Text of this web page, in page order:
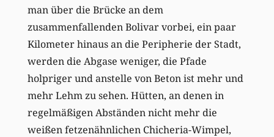
man über die Brücke an dem
zusammenfallenden Bolivar vorbei, ein paar
Kilometer hinaus an die Peripherie der Stadt,
werden die Abgase weniger, die Pfade
holpriger und anstelle von Beton ist mehr und
mehr Lehm zu sehen. Hütten, an denen in
regelmäßigen Abständen nicht mehr die
weißen fetzenähnlichen Chicheria-Wimpel,